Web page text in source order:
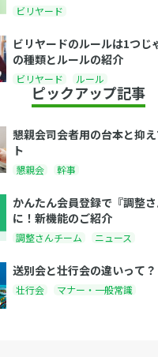
ビリヤード
ビリヤードのルールは1つじ
の種類とルールの紹介
ビリヤード ルール
ピックアップ記事
懇親会司会者用の台本と抑
ト
懇親会 幹事
かんたん会員登録で『調整
に！新機能のご紹介
調整さんチーム ニュース
送別会と壮行会の違いって？
壮行会 マナー・一般常識